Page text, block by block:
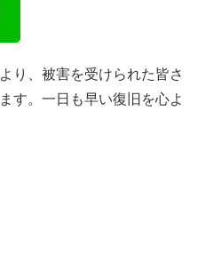
り、被害を受けられた皆さ
す。一日も早い復旧を心よ